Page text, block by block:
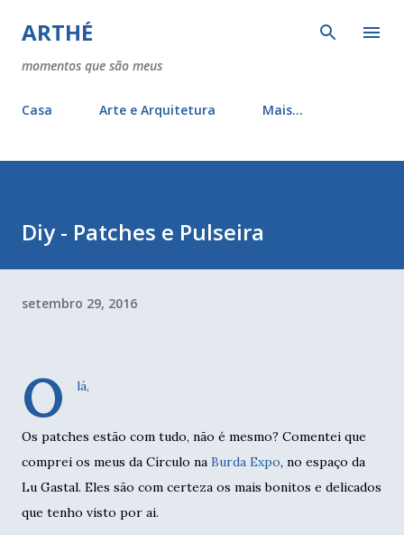
ARTHÉ
momentos que são meus
Casa Arte e Arquitetura Mais…
Diy - Patches e Pulseira
setembro 29, 2016
O lá,
Os patches estão com tudo, não é mesmo? Comentei que
comprei os meus da Círculo na Burda Expo, no espaço da
Lu Gastal. Eles são com certeza os mais bonitos e delicados
que tenho visto por ai.